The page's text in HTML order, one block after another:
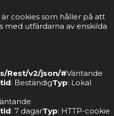
cookies som håller på att
med utfärdarna av enskilda
Rest/v2/json/#Väntande
: BeständigTyp: Lokal
: 7 dagarTyp: HTTP-cookie